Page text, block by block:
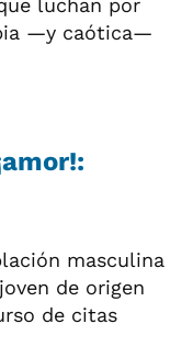
luchan por
—y caótica—
masculina
de origen
de citas